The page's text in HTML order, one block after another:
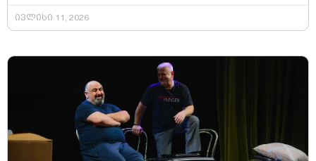
ივლისი 11, 2026